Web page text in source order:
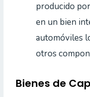
producido
en un bien
automóviles
otros
Bienes de